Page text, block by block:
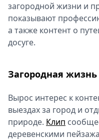
загородной жизни и
показывают
а также контент о
досуге.
Загородная
Вырос интерес к
выездах за город и
природе. Клип
деревенскими